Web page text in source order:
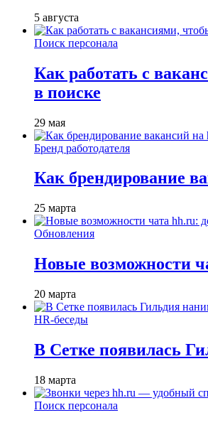
5 августа
Поиск персонала
Как работать с
в поиске
29 мая
Бренд работодателя
Как брендирование
25 марта
Обновления
Новые возможности
20 марта
HR-беседы
В Сетке появилась
18 марта
Поиск персонала